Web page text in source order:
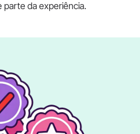
parte da experiência.